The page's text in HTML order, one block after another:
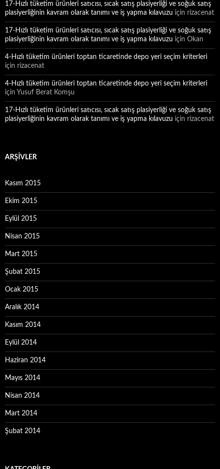
17-Hızlı tüketim ürünleri satıcısı, sıcak satış plasiyerliği ve soğuk satış
plasiyerliğinin kavram olarak tanımı ve iş yapma kılavuzu için rizacenat
17-Hızlı tüketim ürünleri satıcısı, sıcak satış plasiyerliği ve soğuk satış
plasiyerliğinin kavram olarak tanımı ve iş yapma kılavuzu için Okan
4-Hızlı tüketim ürünleri toptan ticaretinde depo yeri seçim kriterleri
için rizacenat
4-Hızlı tüketim ürünleri toptan ticaretinde depo yeri seçim kriterleri
için Yusuf Berat Komşu
17-Hızlı tüketim ürünleri satıcısı, sıcak satış plasiyerliği ve soğuk satış
plasiyerliğinin kavram olarak tanımı ve iş yapma kılavuzu için rizacenat
ARŞIVLER
Kasım 2015
Ekim 2015
Eylül 2015
Nisan 2015
Mart 2015
Şubat 2015
Ocak 2015
Aralık 2014
Kasım 2014
Eylül 2014
Haziran 2014
Mayıs 2014
Nisan 2014
Mart 2014
Şubat 2014